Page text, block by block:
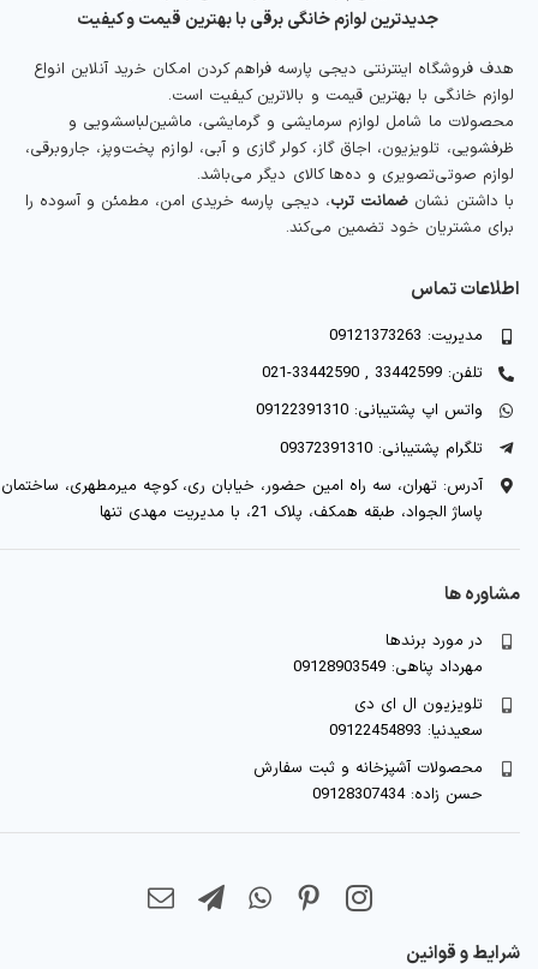
جدیدترین لوازم خانگی برقی با بهترین قیمت و کیفیت
هدف فروشگاه اینترنتی دیجی پارسه فراهم کردن امکان خرید آنلاین انواع
لوازم خانگی با بهترین قیمت و بالاترین کیفیت است.
محصولات ما شامل لوازم سرمایشی و گرمایشی، ماشین‌لباسشویی و
ظرفشویی، تلویزیون، اجاق گاز، کولر گازی و آبی، لوازم پخت‌وپز، جاروبرقی،
لوازم صوتی‌تصویری و ده‌ها کالای دیگر می‌باشد.
با داشتن نشان ضمانت ترب، دیجی پارسه خریدی امن، مطمئن و آسوده را
برای مشتریان خود تضمین می‌کند.
اطلاعات تماس
مدیریت: 09121373263
تلفن: 33442599 , 33442590-021
واتس اپ پشتیبانی: 09122391310
تلگرام پشتیبانی: 09372391310
آدرس: تهران، سه راه امین حضور، خیابان ری، کوچه میرمطهری، ساختمان
پاساژ الجواد، طبقه همکف، پلاک 21، با مدیریت مهدی تنها
مشاوره ها
در مورد برندها
مهرداد پناهی: 09128903549
تلویزیون ال ای دی
سعیدنیا: 09122454893
محصولات آشپزخانه و ثبت سفارش
حسن زاده: 09128307434
شرایط و قوانین